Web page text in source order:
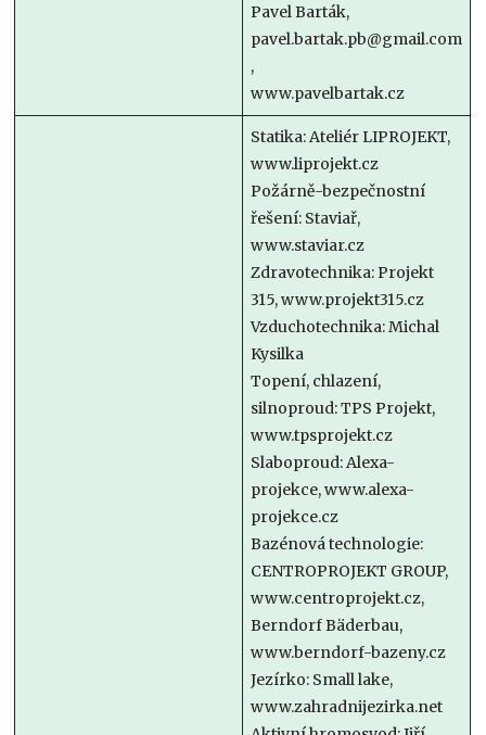
Pavel Barták,
pavel.bartak.pb@gmail.com
,
www.pavelbartak.cz
Statika: Ateliér LIPROJEKT,
www.liprojekt.cz
Požárně-bezpečnostní
řešení: Staviař,
www.staviar.cz
Zdravotechnika: Projekt
315, www.projekt315.cz
Vzduchotechnika: Michal
Kysilka
Topení, chlazení,
silnoproud: TPS Projekt,
www.tpsprojekt.cz
Slaboproud: Alexa-
projekce, www.alexa-
projekce.cz
Bazénová technologie:
CENTROPROJEKT GROUP,
www.centroprojekt.cz,
Berndorf Bäderbau,
www.berndorf-bazeny.cz
Jezírko: Small lake,
www.zahradnijezirka.net